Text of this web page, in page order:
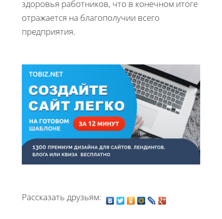
здоровья работников, что в конечном итоге
отражается на благополучии всего
предприятия.
Рассказать друзьям: